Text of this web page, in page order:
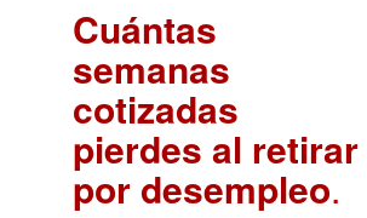
Cuántas
semanas
cotizadas
pierdes al retirar
por desempleo.